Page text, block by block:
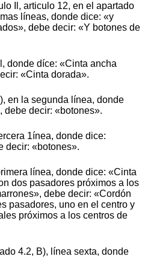
Il, articulo 12, en el apartado
líneas, donde dice: «y
debe decir: «Y botones de
donde díce: «Cinta ancha
«Cinta dorada».
en la segunda línea, donde
debe decir: «botones».
1ínea, donde dice:
decir: «botones».
línea, donde dice: «Cinta
dos pasadores próximos a los
debe decir: «Cordón
pasadores, uno en el centro y
próximos a los centros de
4.2, B), línea sexta, donde